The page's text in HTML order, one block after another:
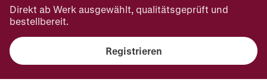
Direkt ab Werk ausgewählt, qualitätsgeprüft und
bestellbereit.
Registrieren